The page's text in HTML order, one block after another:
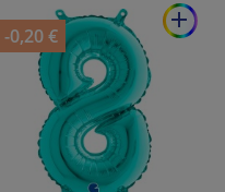
add
-0,20 €